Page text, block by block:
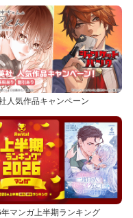
人気作品キャンペーン
マンガ上半期ランキング